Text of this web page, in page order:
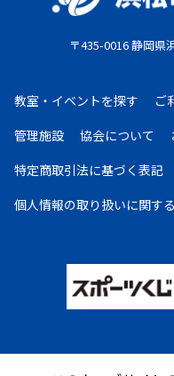
〒435-0016 静岡県
教室・イベントを探す ご
管理施設
協会について
特定商取引法に基づく表記
個人情報の取り扱いに関す